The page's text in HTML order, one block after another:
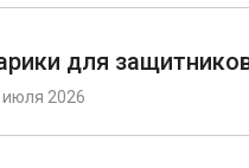
для
июля 2026